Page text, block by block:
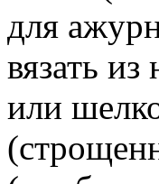
для
вязать
или